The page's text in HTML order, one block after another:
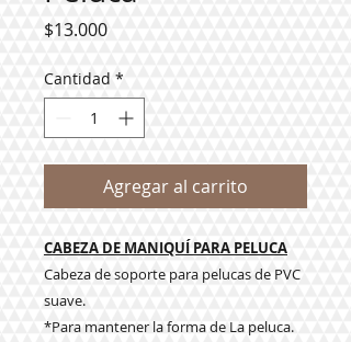
$13.000Precio
Cantidad *
Agregar al carrito
CABEZA DE MANIQUÍ PARA PELUCA
Cabeza de soporte para pelucas de PVC
suave.
*Para mantener la forma de La peluca.